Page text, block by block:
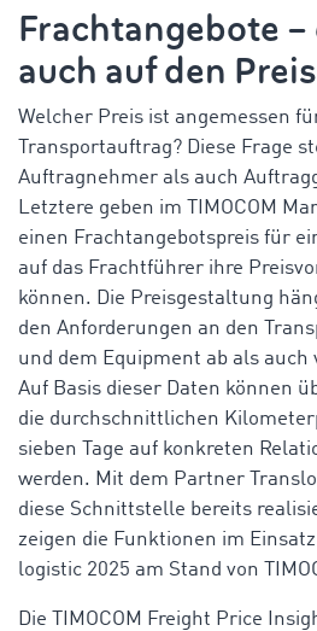
Frachtangebote
auch auf den
Welcher Preis ist angemessen
Transportauftrag? Diese Frage
Auftragnehmer als auch
Letztere geben im TIMOCOM
einen Frachtangebotspreis für
auf das Frachtführer ihre
können. Die Preisgestaltung
den Anforderungen an den
und dem Equipment ab als auch
Auf Basis dieser Daten können
die durchschnittlichen
sieben Tage auf konkreten
werden. Mit dem Partner
diese Schnittstelle bereits
zeigen die Funktionen im
logistic 2025 am Stand von
Die TIMOCOM Freight Price